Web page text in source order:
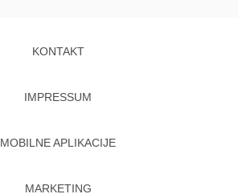
KONTAKT
IMPRESSUM
MOBILNE APLIKACIJE
MARKETING